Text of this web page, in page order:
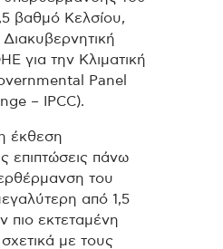
βαθμό Κελσίου,
για την Κλιματική
Panel
– IPCC).
έκθεση
επιπτώσεις πάνω
του
από 1,5
πιο εκτεταμένη
με τους